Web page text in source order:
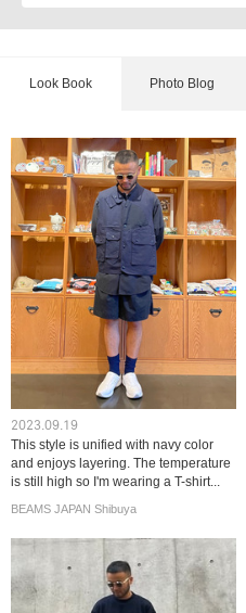
Look Book Photo Blog
2023.09.19
This style is unified with navy color
and enjoys layering. The temperature
is still high so I'm wearing a T-shirt...
BEAMS JAPAN Shibuya